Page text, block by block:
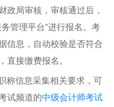
政局审核，审核通过后，
管理平台”进行报名。考
信息，自动校验是否符合
直接缴费报名。
称信息采集相关要求，可
试频道的中级会计师考试